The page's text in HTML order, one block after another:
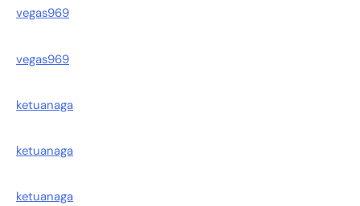
vegas969
vegas969
ketuanaga
ketuanaga
ketuanaga